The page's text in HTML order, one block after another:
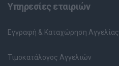
Υπηρεσίες εταιριών
Εγγραφή & Καταχώρηση Αγγελίας
Τιμοκατάλογος Αγγελιών